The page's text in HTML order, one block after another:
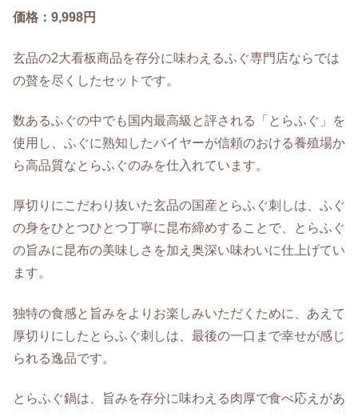
価格：9,998円
玄品の2大看板商品を存分に味わえるふぐ専門店ならでは
の贅を尽くしたセットです。
数あるふぐの中でも国内最高級と評される「とらふぐ」を
使用し、ふぐに熟知したバイヤーが信頼のおける養殖場か
ら高品質なとらふぐのみを仕入れています。
厚切りにこだわり抜いた玄品の国産とらふぐ刺しは、ふぐ
の身をひとつひとつ丁寧に昆布締めすることで、とらふぐ
の旨みに昆布の美味しさを加え奥深い味わいに仕上げてい
ます。
独特の食感と旨みをよりお楽しみいただくために、あえて
厚切りにしたとらふぐ刺しは、最後の一口まで幸せが感じ
られる逸品です。
とらふぐ鍋は、旨みを存分に味わえる肉厚で食べ応えがあ